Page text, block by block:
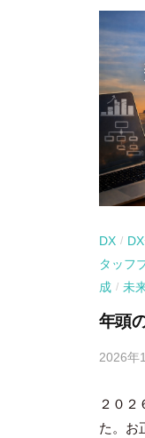
DX /
タッフ
成 / 未
年頭
2026年
２０２
た。お